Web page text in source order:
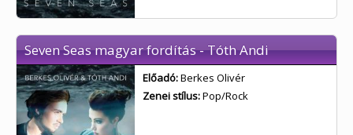
Seven Seas magyar fordítás - Tóth Andi
Előadó:Berkes Olivér
Zenei stílus:Pop/Rock